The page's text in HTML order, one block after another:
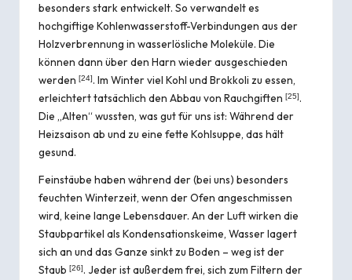
besonders stark entwickelt. So verwandelt es
hochgiftige Kohlenwasserstoff-Verbindungen aus der
Holzverbrennung in wasserlösliche Moleküle. Die
können dann über den Harn wieder ausgeschieden
werden [24]. Im Winter viel Kohl und Brokkoli zu essen,
erleichtert tatsächlich den Abbau von Rauchgiften [25].
Die „Alten“ wussten, was gut für uns ist: Während der
Heizsaison ab und zu eine fette Kohlsuppe, das hält
gesund.
Feinstäube haben während der (bei uns) besonders
feuchten Winterzeit, wenn der Ofen angeschmissen
wird, keine lange Lebensdauer. An der Luft wirken die
Staubpartikel als Kondensationskeime, Wasser lagert
sich an und das Ganze sinkt zu Boden – weg ist der
Staub [26]. Jeder ist außerdem frei, sich zum Filtern der